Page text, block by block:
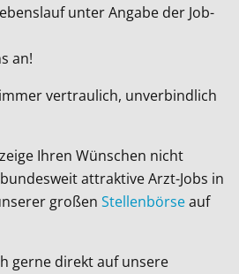
unter Angabe der Job-
an!
vertraulich, unverbindlich
Ihren Wünschen nicht
attraktive Arzt-Jobs in
großen Stellenbörseauf
gerne direkt auf unsere